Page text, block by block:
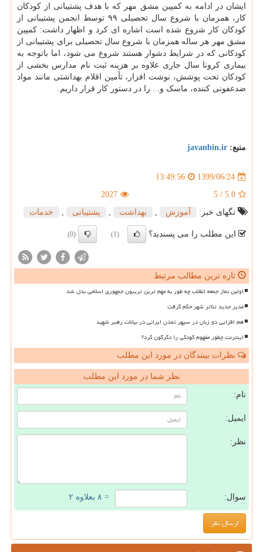
ایشان در ادامه به کمپین مشق مهر که با هدف پشتیبانی از کودکان
کار، همزمان با شروع سال تحصیلی ۹۹ توسط انجمن پشتیبانی از
کودکان کار شروع شده است اشاره ای کرد و اظهار داشت: کمپین
مشق مهر هر ساله همزمان با شروع سال تحصیلی برای پشتیبانی از
کودکانی که در شرایط دشوار هستند شروع می شود، اما باتوجه به
بیماری کرونا سال جاری علاوه بر هزینه ثبت نام مدارس بخشی از
کودکان تحت پوشش، نوشت افزار، تأمین اقلام بهداشتی مانند مواد
ضدعفونی کننده، ماسک و... را در دستور کار قرار داریم.
منبع: javanbin.ir
1399/06/24
13:49:56
5.0
/
5
2027
تگهای خبر:
آموزش , بهداشت , پشتیبانی , خدمات
این مطلب را می پسندید؟ (1)
(0)
تازه ترین مطالب مرتبط
اولین نماز جمعه انقلاب چه طور به مهم ترین تریبون جمهوری اسلامی بدل شد
مدیر جدید تئاتر شهر حکم گرفت
هم افزایی دو زبان در سپهر تمدن ایرانی در بیانات رهبر شهید
اینترنت چطور مفهوم کودکی را دگرگون کرد؟
نظرات بینندگان در مورد این مطلب
نظر شما در مورد این مطلب
نام:
ایمیل:
نظر:
سوال: = ۸ بعلاوه ۲